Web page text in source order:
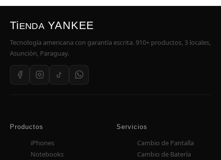
TiENDA YANKEE
Tecnología americana con garantía escrita. 910+ productos, 3 locales,
Asunción, Paraguay.
Productos
iPhones
Notebooks
Servicios
Cambio de Pantalla
Cambio de Batería